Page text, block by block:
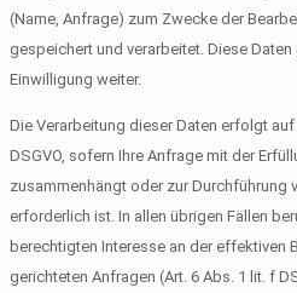
(Name, Anfrage) zum Zwecke der
gespeichert und verarbeitet. Diese
Einwilligung weiter.
Die Verarbeitung dieser Daten erfolgt
DSGVO, sofern Ihre Anfrage mit der
zusammenhängt oder zur Durchführung
erforderlich ist. In allen übrigen Fällen
berechtigten Interesse an der effektiven
gerichteten Anfragen (Art. 6 Abs. 1 lit. f